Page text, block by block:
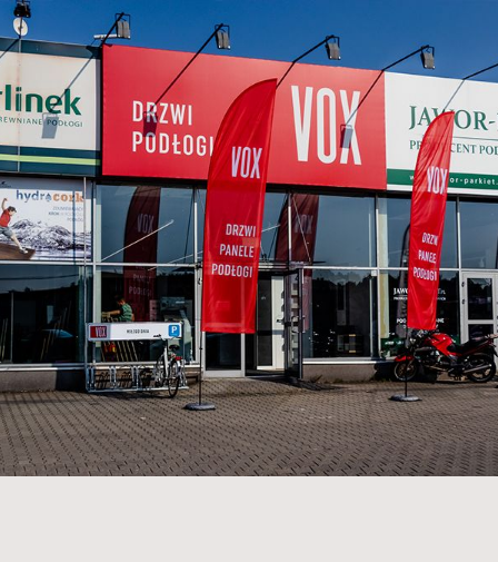
Back to the list of showrooms